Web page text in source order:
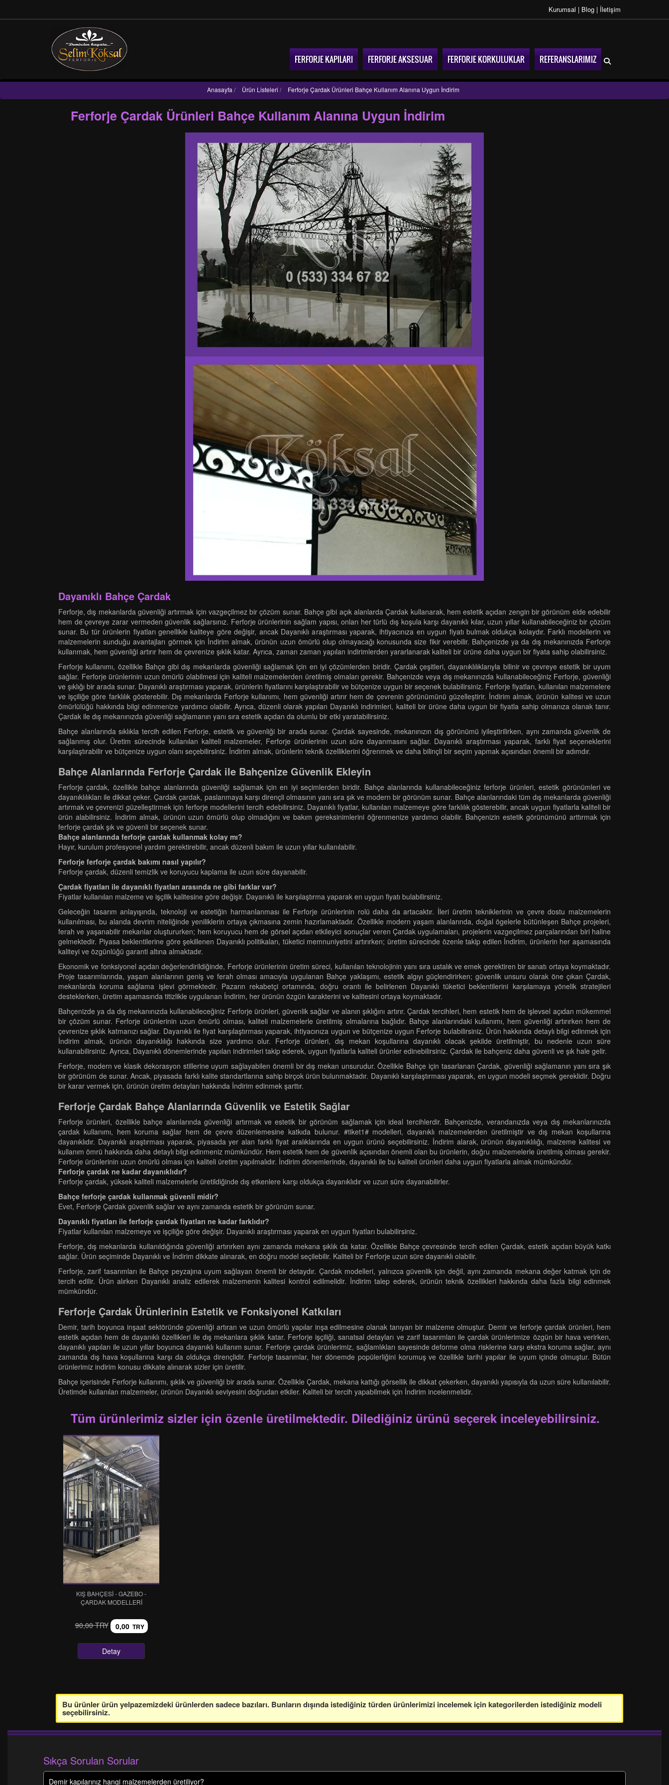
Kurumsal | Blog | İletişim
FERFORJE KAPILARI FERFORJE AKSESUAR FERFORJE KORKULUKLAR REFERANSLARIMIZ
Anasayfa / Ürün Listeleri / Ferforje Çardak Ürünleri Bahçe Kullanım Alanına Uygun İndirim
Ferforje Çardak Ürünleri Bahçe Kullanım Alanına Uygun İndirim
Dayanıklı Bahçe Çardak
Ferforje, dış mekanlarda güvenliği artırmak için vazgeçilmez bir çözüm sunar. Bahçe gibi açık alanlarda Çardak kullanarak, hem estetik açıdan zengin bir görünüm elde edebilir
hem de çevreye zarar vermeden güvenlik sağlarsınız. Ferforje ürünlerinin sağlam yapısı, onları her türlü dış koşula karşı dayanıklı kılar, uzun yıllar kullanabileceğiniz bir çözüm
sunar. Bu tür ürünlerin fiyatları genellikle kaliteye göre değişir, ancak Dayanıklı araştırması yaparak, ihtiyacınıza en uygun fiyatı bulmak oldukça kolaydır. Farklı modellerin ve
malzemelerin sunduğu avantajları görmek için İndirim almak, ürünün uzun ömürlü olup olmayacağı konusunda size fikir verebilir. Bahçenizde ya da dış mekanınızda Ferforje
kullanmak, hem güvenliği artırır hem de çevrenize şıklık katar. Ayrıca, zaman zaman yapılan indirimlerden yararlanarak kaliteli bir ürüne daha uygun bir fiyata sahip olabilirsiniz.
Ferforje kullanımı, özellikle Bahçe gibi dış mekanlarda güvenliği sağlamak için en iyi çözümlerden biridir. Çardak çeşitleri, dayanıklılıklarıyla bilinir ve çevreye estetik bir uyum
sağlar. Ferforje ürünlerinin uzun ömürlü olabilmesi için kaliteli malzemelerden üretilmiş olmaları gerekir. Bahçenizde veya dış mekanınızda kullanabileceğiniz Ferforje, güvenliği
ve şıklığı bir arada sunar. Dayanıklı araştırması yaparak, ürünlerin fiyatlarını karşılaştırabilir ve bütçenize uygun bir seçenek bulabilirsiniz. Ferforje fiyatları, kullanılan malzemelere
ve işçiliğe göre farklılık gösterebilir. Dış mekanlarda Ferforje kullanımı, hem güvenliği artırır hem de çevrenin görünümünü güzelleştirir. İndirim almak, ürünün kalitesi ve uzun
ömürlülüğü hakkında bilgi edinmenize yardımcı olabilir. Ayrıca, düzenli olarak yapılan Dayanıklı indirimleri, kaliteli bir ürüne daha uygun bir fiyatla sahip olmanıza olanak tanır.
Çardak ile dış mekanınızda güvenliği sağlamanın yanı sıra estetik açıdan da olumlu bir etki yaratabilirsiniz.
Bahçe alanlarında sıklıkla tercih edilen Ferforje, estetik ve güvenliği bir arada sunar. Çardak sayesinde, mekanınızın dış görünümü iyileştirilirken, aynı zamanda güvenlik de
sağlanmış olur. Üretim sürecinde kullanılan kaliteli malzemeler, Ferforje ürünlerinin uzun süre dayanmasını sağlar. Dayanıklı araştırması yaparak, farklı fiyat seçeneklerini
karşılaştırabilir ve bütçenize uygun olanı seçebilirsiniz. İndirim almak, ürünlerin teknik özelliklerini öğrenmek ve daha bilinçli bir seçim yapmak açısından önemli bir adımdır.
Bahçe Alanlarında Ferforje Çardak ile Bahçenize Güvenlik Ekleyin
Ferforje çardak, özellikle bahçe alanlarında güvenliği sağlamak için en iyi seçimlerden biridir. Bahçe alanlarında kullanabileceğiniz ferforje ürünleri, estetik görünümleri ve
dayanıklılıkları ile dikkat çeker. Çardak çardak, paslanmaya karşı dirençli olmasının yanı sıra şık ve modern bir görünüm sunar. Bahçe alanlarındaki tüm dış mekanlarda güvenliği
artırmak ve çevrenizi güzelleştirmek için ferforje modellerini tercih edebilirsiniz. Dayanıklı fiyatlar, kullanılan malzemeye göre farklılık gösterebilir, ancak uygun fiyatlarla kaliteli bir
ürün alabilirsiniz. İndirim almak, ürünün uzun ömürlü olup olmadığını ve bakım gereksinimlerini öğrenmenize yardımcı olabilir. Bahçenizin estetik görünümünü arttırmak için
ferforje çardak şık ve güvenli bir seçenek sunar.
Bahçe alanlarında ferforje çardak kullanmak kolay mı?
Hayır, kurulum profesyonel yardım gerektirebilir, ancak düzenli bakım ile uzun yıllar kullanılabilir.
Ferforje ferforje çardak bakımı nasıl yapılır?
Ferforje çardak, düzenli temizlik ve koruyucu kaplama ile uzun süre dayanabilir.
Çardak fiyatları ile dayanıklı fiyatları arasında ne gibi farklar var?
Fiyatlar kullanılan malzeme ve işçilik kalitesine göre değişir. Dayanıklı ile karşılaştırma yaparak en uygun fiyatı bulabilirsiniz.
Geleceğin tasarım anlayışında, teknoloji ve estetiğin harmanlanması ile Ferforje ürünlerinin rolü daha da artacaktır. İleri üretim tekniklerinin ve çevre dostu malzemelerin
kullanılması, bu alanda devrim niteliğinde yeniliklerin ortaya çıkmasına zemin hazırlamaktadır. Özellikle modern yaşam alanlarında, doğal ögelerle bütünleşen Bahçe projeleri,
ferah ve yaşanabilir mekanlar oluştururken; hem koruyucu hem de görsel açıdan etkileyici sonuçlar veren Çardak uygulamaları, projelerin vazgeçilmez parçalarından biri haline
gelmektedir. Piyasa beklentilerine göre şekillenen Dayanıklı politikaları, tüketici memnuniyetini artırırken; üretim sürecinde özenle takip edilen İndirim, ürünlerin her aşamasında
kaliteyi ve özgünlüğü garanti altına almaktadır.
Ekonomik ve fonksiyonel açıdan değerlendirildiğinde, Ferforje ürünlerinin üretim süreci, kullanılan teknolojinin yanı sıra ustalık ve emek gerektiren bir sanatı ortaya koymaktadır.
Proje tasarımlarında, yaşam alanlarının geniş ve ferah olması amacıyla uygulanan Bahçe yaklaşımı, estetik algıyı güçlendirirken; güvenlik unsuru olarak öne çıkan Çardak,
mekanlarda koruma sağlama işlevi görmektedir. Pazarın rekabetçi ortamında, doğru orantı ile belirlenen Dayanıklı tüketici beklentilerini karşılamaya yönelik stratejileri
desteklerken, üretim aşamasında titizlikle uygulanan İndirim, her ürünün özgün karakterini ve kalitesini ortaya koymaktadır.
Bahçenizde ya da dış mekanınızda kullanabileceğiniz Ferforje ürünleri, güvenlik sağlar ve alanın şıklığını artırır. Çardak tercihleri, hem estetik hem de işlevsel açıdan mükemmel
bir çözüm sunar. Ferforje ürünlerinin uzun ömürlü olması, kaliteli malzemelerle üretilmiş olmalarına bağlıdır. Bahçe alanlarındaki kullanımı, hem güvenliği artırırken hem de
çevrenize şıklık katmanızı sağlar. Dayanıklı ile fiyat karşılaştırması yaparak, ihtiyacınıza uygun ve bütçenize uygun Ferforje bulabilirsiniz. Ürün hakkında detaylı bilgi edinmek için
İndirim almak, ürünün dayanıklılığı hakkında size yardımcı olur. Ferforje ürünleri, dış mekan koşullarına dayanıklı olacak şekilde üretilmiştir, bu nedenle uzun süre
kullanabilirsiniz. Ayrıca, Dayanıklı dönemlerinde yapılan indirimleri takip ederek, uygun fiyatlarla kaliteli ürünler edinebilirsiniz. Çardak ile bahçeniz daha güvenli ve şık hale gelir.
Ferforje, modern ve klasik dekorasyon stillerine uyum sağlayabilen önemli bir dış mekan unsurudur. Özellikle Bahçe için tasarlanan Çardak, güvenliği sağlamanın yanı sıra şık
bir görünüm de sunar. Ancak, piyasada farklı kalite standartlarına sahip birçok ürün bulunmaktadır. Dayanıklı karşılaştırması yaparak, en uygun modeli seçmek gereklidir. Doğru
bir karar vermek için, ürünün üretim detayları hakkında İndirim edinmek şarttır.
Ferforje Çardak Bahçe Alanlarında Güvenlik ve Estetik Sağlar
Ferforje ürünleri, özellikle bahçe alanlarında güvenliği artırmak ve estetik bir görünüm sağlamak için ideal tercihlerdir. Bahçenizde, verandanızda veya dış mekanlarınızda
çardak kullanımı, hem koruma sağlar hem de çevre düzenlemesine katkıda bulunur. #tiket1# modelleri, dayanıklı malzemelerden üretilmiştir ve dış mekan koşullarına
dayanıklıdır. Dayanıklı araştırması yaparak, piyasada yer alan farklı fiyat aralıklarında en uygun ürünü seçebilirsiniz. İndirim alarak, ürünün dayanıklılığı, malzeme kalitesi ve
kullanım ömrü hakkında daha detaylı bilgi edinmeniz mümkündür. Hem estetik hem de güvenlik açısından önemli olan bu ürünlerin, doğru malzemelerle üretilmiş olması gerekir.
Ferforje ürünlerinin uzun ömürlü olması için kaliteli üretim yapılmalıdır. İndirim dönemlerinde, dayanıklı ile bu kaliteli ürünleri daha uygun fiyatlarla almak mümkündür.
Ferforje çardak ne kadar dayanıklıdır?
Ferforje çardak, yüksek kaliteli malzemelerle üretildiğinde dış etkenlere karşı oldukça dayanıklıdır ve uzun süre dayanabilirler.
Bahçe ferforje çardak kullanmak güvenli midir?
Evet, Ferforje Çardak güvenlik sağlar ve aynı zamanda estetik bir görünüm sunar.
Dayanıklı fiyatları ile ferforje çardak fiyatları ne kadar farklıdır?
Fiyatlar kullanılan malzemeye ve işçiliğe göre değişir. Dayanıklı araştırması yaparak en uygun fiyatları bulabilirsiniz.
Ferforje, dış mekanlarda kullanıldığında güvenliği artırırken aynı zamanda mekana şıklık da katar. Özellikle Bahçe çevresinde tercih edilen Çardak, estetik açıdan büyük katkı
sağlar. Ürün seçiminde Dayanıklı ve İndirim dikkate alınarak, en doğru model seçilebilir. Kaliteli bir Ferforje uzun süre dayanıklı olabilir.
Ferforje, zarif tasarımları ile Bahçe peyzajına uyum sağlayan önemli bir detaydır. Çardak modelleri, yalnızca güvenlik için değil, aynı zamanda mekana değer katmak için de
tercih edilir. Ürün alırken Dayanıklı analiz edilerek malzemenin kalitesi kontrol edilmelidir. İndirim talep ederek, ürünün teknik özellikleri hakkında daha fazla bilgi edinmek
mümkündür.
Ferforje Çardak Ürünlerinin Estetik ve Fonksiyonel Katkıları
Demir, tarih boyunca inşaat sektöründe güvenliği artıran ve uzun ömürlü yapılar inşa edilmesine olanak tanıyan bir malzeme olmuştur. Demir ve ferforje çardak ürünleri, hem
estetik açıdan hem de dayanıklı özellikleri ile dış mekanlara şıklık katar. Ferforje işçiliği, sanatsal detayları ve zarif tasarımları ile çardak ürünlerimize özgün bir hava verirken,
dayanıklı yapıları ile uzun yıllar boyunca dayanıklı kullanım sunar. Ferforje çardak ürünlerimiz, sağlamlıkları sayesinde deforme olma risklerine karşı ekstra koruma sağlar, aynı
zamanda dış hava koşullarına karşı da oldukça dirençlidir. Ferforje tasarımlar, her dönemde popülerliğini korumuş ve özellikle tarihi yapılar ile uyum içinde olmuştur. Bütün
ürünlerimiz indirim konusu dikkate alınarak sizler için üretilir.
Bahçe içerisinde Ferforje kullanımı, şıklık ve güvenliği bir arada sunar. Özellikle Çardak, mekana kattığı görsellik ile dikkat çekerken, dayanıklı yapısıyla da uzun süre kullanılabilir.
Üretimde kullanılan malzemeler, ürünün Dayanıklı seviyesini doğrudan etkiler. Kaliteli bir tercih yapabilmek için İndirim incelenmelidir.
Tüm ürünlerimiz sizler için özenle üretilmektedir. Dilediğiniz ürünü seçerek inceleyebilirsiniz.
KIŞ BAHÇESİ - GAZEBO -
ÇARDAK MODELLERİ
90,00 TRY 0,00 TRY
Detay
Bu ürünler ürün yelpazemizdeki ürünlerden sadece bazıları. Bunların dışında istediğiniz türden ürünlerimizi incelemek için kategorilerden istediğiniz modeli
seçebilirsiniz.
Sıkça Sorulan Sorular
Demir kapılarınız hangi malzemelerden üretiliyor?